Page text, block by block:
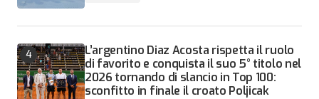
L’argentino Diaz Acosta rispetta il ruolo
di favorito e conquista il suo 5° titolo nel
2026 tornando di slancio in Top 100:
sconfitto in finale il croato Poljicak